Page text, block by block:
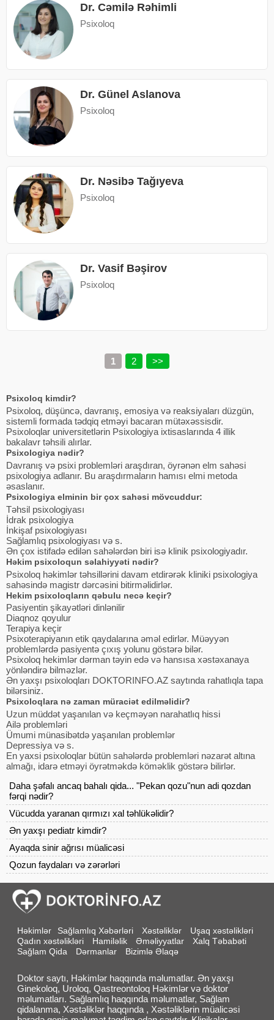
Dr. Cəmilə Rəhimli
Psixoloq
Dr. Günel Aslanova
Psixoloq
Dr. Nəsibə Tağıyeva
Psixoloq
Dr. Vasif Bəşirov
Psixoloq
1 2 >>
Psixoloq kimdir?
Psixoloq, düşüncə, davranış, emosiya və reaksiyaları düzgün,
sistemli formada tədqiq etməyi bacaran mütəxəssisdir.
Psixoloqlar universitetlərin Psixologiya ixtisaslarında 4 illik
bakalavr təhsili alırlar.
Psixologiya nədir?
Davranış və psixi problemləri araşdıran, öyrənən elm sahəsi
psixologiya adlanır. Bu araşdırmaların hamısı elmi metoda
əsaslanır.
Psixologiya elminin bir çox sahəsi mövcuddur:
Təhsil psixologiyası
İdrak psixologiya
İnkişaf psixologiyası
Sağlamlıq psixologiyası və s.
Ən çox istifadə edilən sahələrdən biri isə klinik psixologiyadır.
Həkim psixoloqun səlahiyyəti nədir?
Psixoloq həkimlər təhsillərini davam etdirərək kliniki psixologiya
sahəsində magistr dərcəsini bitirməlidirlər.
Hekim psixoloqların qəbulu necə keçir?
Pasiyentin şikayətləri dinlənilir
Diaqnoz qoyulur
Terapiya keçir
Psixoterapiyanın etik qaydalarına əməl edirlər. Müəyyən
problemlərdə pasiyentə çıxış yolunu göstərə bilər.
Psixoloq hekimlər dərman təyin edə və hansısa xəstəxanaya
yönləndirə bilməzlər.
Ən yaxşı psixoloqları DOKTORINFO.AZ saytında rahatlıqla tapa
bilərsiniz.
Psixoloqlara nə zaman müraciət edilməlidir?
Uzun müddət yaşanılan və keçməyən narahatlıq hissi
Ailə problemləri
Ümumi münasibətdə yaşanılan problemlər
Depressiya və s.
En yaxsi psixoloqlar bütün sahələrdə problemləri nəzarət altına
almağı, idarə etməyi öyrətməkdə köməklik göstərə bilirlər.
Daha şəfalı ancaq bahalı qida... "Pekan qozu"nun adi qozdan
fərqi nədir?
Vücudda yaranan qırmızı xal təhlükəlidir?
Ən yaxşı pediatr kimdir?
Ayaqda sinir ağrısı müalicəsi
Qozun faydaları və zərərləri
Həkimlər Sağlamlıq Xəbərləri Xəstəliklər
Uşaq xəstəlikləri
Qadın xəstəlikləri
Hamiləlik Əməliyyatlar
Xalq Təbabəti
Sağlam Qida
Dərmanlar Bizimlə Əlaqə
Doktor saytı, Həkimlər haqqında məlumatlar. Ən yaxşı
Ginekoloq, Uroloq, Qastreontoloq Həkimlər və doktor
məlumatları. Sağlamlıq haqqında məlumatlar, Sağlam
qidalanma, Xəstəliklər haqqında , Xəstəliklərin müalicəsi